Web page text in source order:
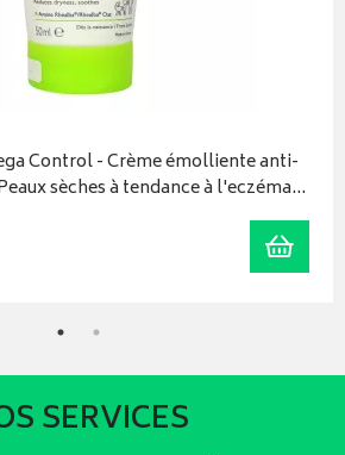
Control - Crème émolliente anti-
sèches à tendance à l'eczéma…
SERVICES